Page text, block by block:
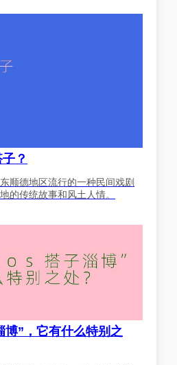
？
顺德地区流行的一种民间戏剧
的传统故事和风土人情。
”，它有什么特别之